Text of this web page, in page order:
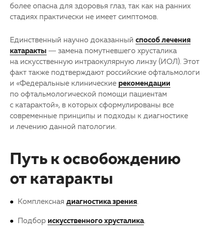
более опасна для здоровья глаз, так как на ранних
стадиях практически не имеет симптомов.
Единственный научно доказанный способ лечения
катаракты — замена помутневшего хрусталика
на искусственную интраокулярную линзу (ИОЛ). Этот
факт также подтверждают российские офтальмологи
и «Федеральные клинические рекомендации
по офтальмологической помощи пациентам
с катарактой», в которых сформулированы все
современные принципы и подходы к диагностике
и лечению данной патологии.
Путь к освобождению
от катаракты
Комплексная диагностика зрения.
Подбор искусственного хрусталика.